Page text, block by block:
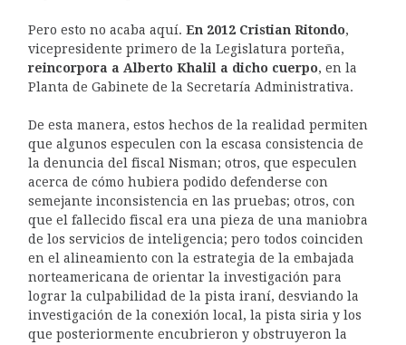
Pero esto no acaba aquí. En 2012 Cristian Ritondo,
vicepresidente primero de la Legislatura porteña,
reincorpora a Alberto Khalil a dicho cuerpo, en la
Planta de Gabinete de la Secretaría Administrativa.
De esta manera, estos hechos de la realidad permiten
que algunos especulen con la escasa consistencia de
la denuncia del fiscal Nisman; otros, que especulen
acerca de cómo hubiera podido defenderse con
semejante inconsistencia en las pruebas; otros, con
que el fallecido fiscal era una pieza de una maniobra
de los servicios de inteligencia; pero todos coinciden
en el alineamiento con la estrategia de la embajada
norteamericana de orientar la investigación para
lograr la culpabilidad de la pista iraní, desviando la
investigación de la conexión local, la pista siria y los
que posteriormente encubrieron y obstruyeron la